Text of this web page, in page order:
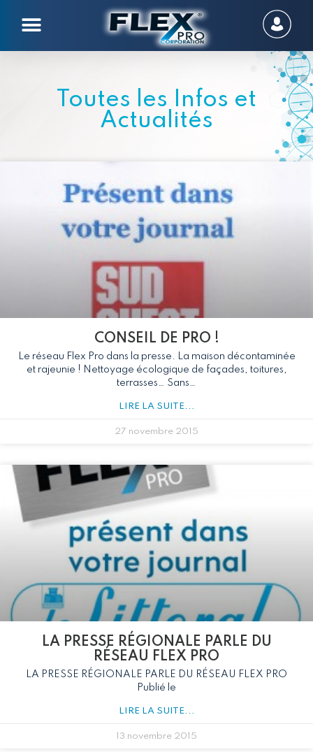
Toutes les Infos et
Actualités
CONSEIL DE PRO !
Le réseau Flex Pro dans la presse. La maison décontaminée
et rajeunie ! Nettoyage écologique de façades, toitures,
terrasses… Sans…
LIRE LA SUITE...
27 novembre 2015
LA PRESSE RÉGIONALE PARLE DU
RÉSEAU FLEX PRO
LA PRESSE RÉGIONALE PARLE DU RÉSEAU FLEX PRO
Publié le
LIRE LA SUITE...
13 novembre 2015